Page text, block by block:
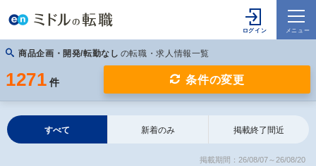
商品企画・開発/転勤なし の転職・求人情報一覧
1271 件 条件の変更
すべて 新着のみ 掲載終了間近
掲載期間：26/08/07～26/08/20